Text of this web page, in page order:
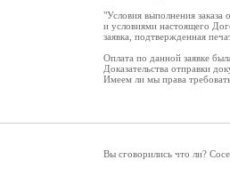
"Условия выполнения заказа
и условиями настоящего
заявка, подтвержденная
Оплата по данной заявке
Доказательства отправки
Имеем ли мы права
Вы сговорились что ли?